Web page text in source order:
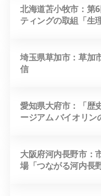
北海道苫小牧市：第
ティングの取組「生
埼玉県草加市：草
信
愛知県大府市：「歴
ージアム バイオリン
大阪府河内長野市：
場「つながる河内長